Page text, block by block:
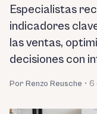
Especialistas
indicadores
las ventas,
decisiones con
Por Renzo Reusche • 6